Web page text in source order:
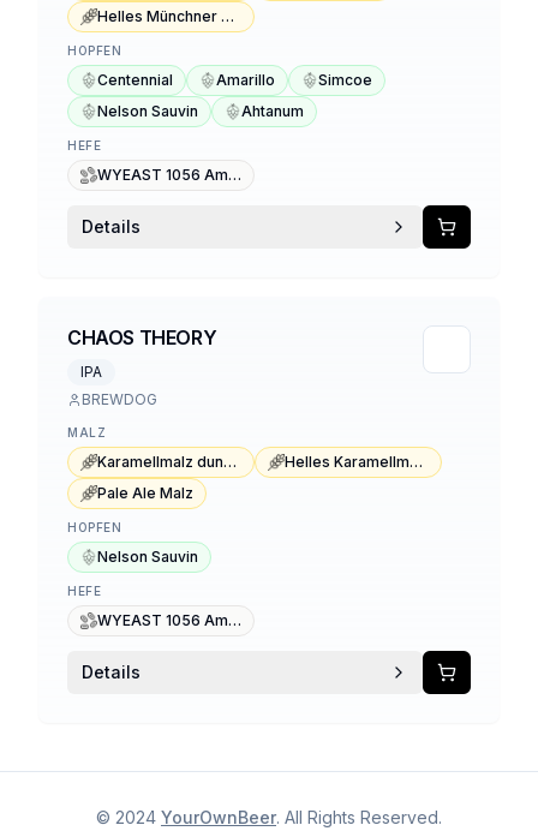
Helles Münchner Malz
HOPFEN
Centennial Amarillo
Simcoe
Nelson Sauvin
Ahtanum
HEFE
WYEAST 1056 American Ale
Details
CHAOS THEORY
IPA
BREWDOG
MALZ
Karamellmalz dunkel Typ 3
Helles Karamellmalz
Pale Ale Malz
HOPFEN
Nelson Sauvin
HEFE
WYEAST 1056 American Ale
Details
© 2024 YourOwnBeer. All Rights Reserved.